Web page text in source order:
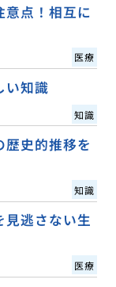
意点！相互に
医療
い知識
知識
歴史的推移を
知識
見逃さない生
医療